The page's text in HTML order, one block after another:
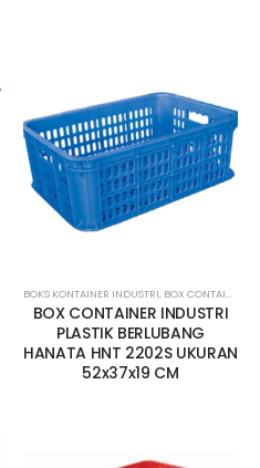
,BOX CONTAINER LUBANG,CONTAINER
BOKS KONTAINER INDUSTRI, BOX CONTAINER KECIL
BOX CONTAINER INDUSTRI
PLASTIK BERLUBANG
HANATA HNT 2202S UKURAN
52x37x19 CM